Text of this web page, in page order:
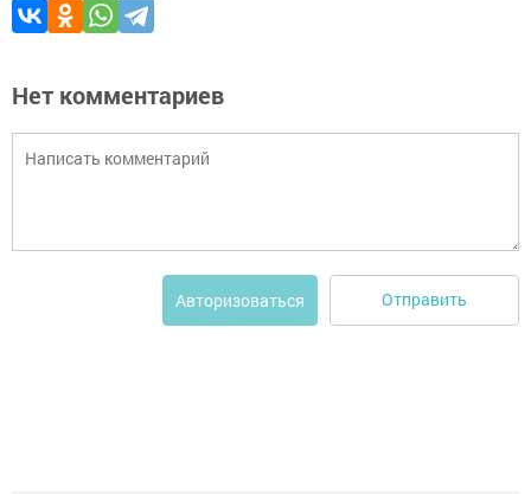
Нет комментариев
Авторизоваться Отправить